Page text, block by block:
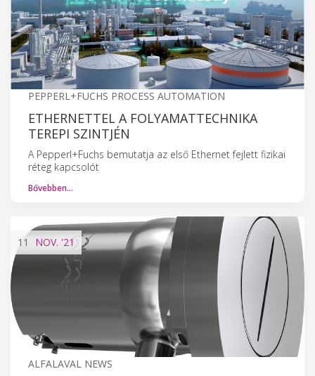
PEPPERL+FUCHS PROCESS AUTOMATION
ETHERNETTEL A FOLYAMATTECHNIKA
TEREPI SZINTJÉN
A Pepperl+Fuchs bemutatja az első Ethernet fejlett fizikai
réteg kapcsolót
Bővebben…
11 NOV. '21
ALFALAVAL NEWS